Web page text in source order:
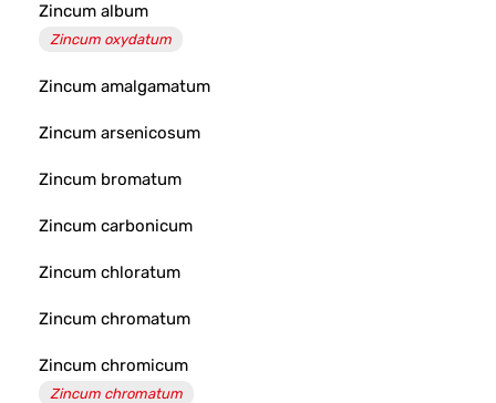
Zincum album
Zincum oxydatum
Zincum amalgamatum
Zincum arsenicosum
Zincum bromatum
Zincum carbonicum
Zincum chloratum
Zincum chromatum
Zincum chromicum
Zincum chromatum